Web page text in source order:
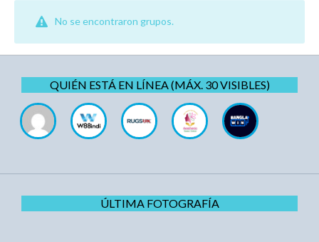
No se encontraron grupos.
QUIÉN ESTÁ EN LÍNEA (MÁX. 30 VISIBLES)
ÚLTIMA FOTOGRAFÍA